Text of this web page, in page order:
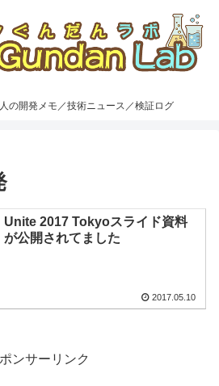
の開発メモ／技術ニュース／検証ログ
Unite 2017 Tokyoスライド資料
が公開されてました
2017.05.10
ンサーリンク